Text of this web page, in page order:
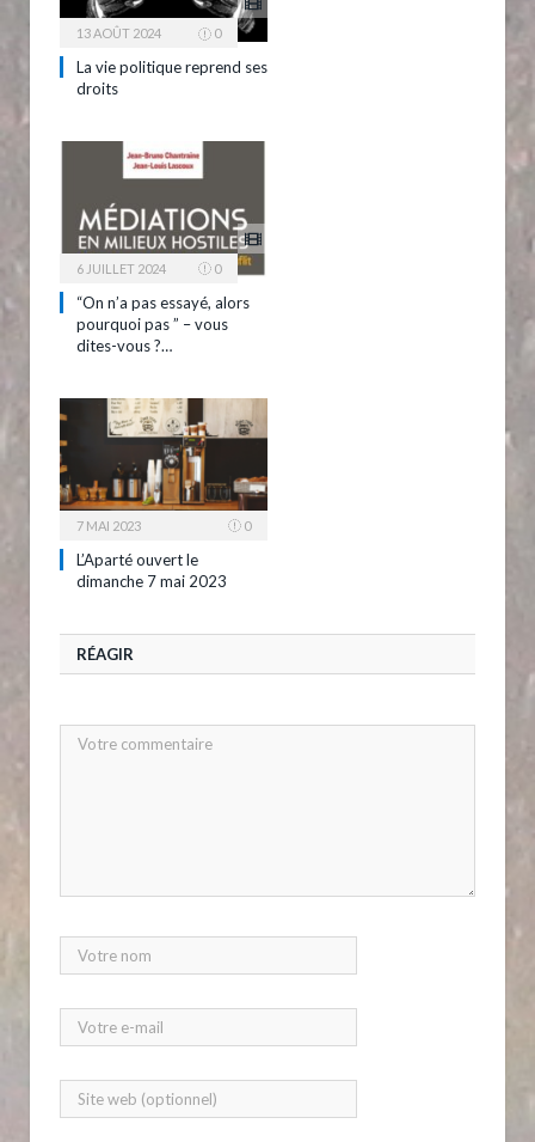
13 AOÛT 2024 0
La vie politique reprend ses
droits
6 JUILLET 2024 0
“On n’a pas essayé, alors
pourquoi pas ” – vous
dites-vous ?…
7 MAI 2023 0
L’Aparté ouvert le
dimanche 7 mai 2023
RÉAGIR